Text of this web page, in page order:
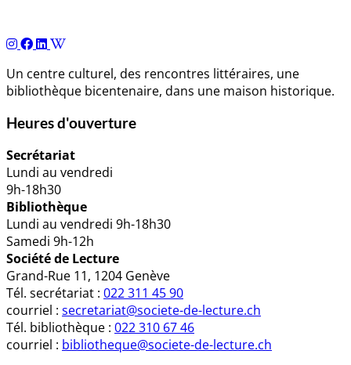
Un centre culturel, des rencontres littéraires, une
bibliothèque bicentenaire, dans une maison historique.
Heures d'ouverture
Secrétariat
Lundi au vendredi
9h-18h30
Bibliothèque
Lundi au vendredi 9h-18h30
Samedi 9h-12h
Société de Lecture
Grand-Rue 11, 1204 Genève
Tél. secrétariat : 022 311 45 90
courriel : secretariat@societe-de-lecture.ch
Tél. bibliothèque : 022 310 67 46
courriel : bibliotheque@societe-de-lecture.ch